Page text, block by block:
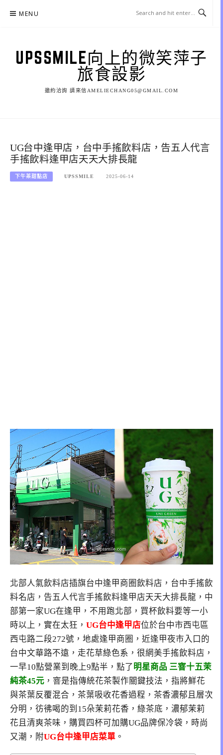
MENU
UPSSMILE向上的微笑萍子
旅食設影
邀約洽詢 請來信AMELIECHANG05@GMAIL.COM
UG台中逢甲店，台中手搖飲料店，告五人代言
手搖飲料逢甲店天天大排長龍
下午茶甜點店 UPSSMILE 2025-06-14
北部人氣飲料店插旗台中逢甲商圈飲料店，台中手搖飲
料名店，告五人代言手搖飲料逢甲店天天大排長龍，中
部第一家UG在逢甲，不用跑北部，買杯飲料要等一小
時以上，實在太狂， UG台中逢甲店位於台中市西屯區
西屯路二段272號，地處逢甲商圈，近逢甲夜市入口的
台中文華路不遠，走花草綠色系，很網美手搖飲料店，
一早10點營業到晚上9點半，點了明星商品 三窨十五茉
純茶45元 ，窨是指傳統花茶製作關鍵技法，指將鮮花
與茶葉反覆混合，茶葉吸收花香過程，茶香濃郁且層次
分明，彷彿喝的到15朵茉莉花香，綠茶底，濃郁茉莉
花且清爽茶味，購買四杯可加購UG品牌保冷袋，時尚
又潮，附UG台中逢甲店菜單 。